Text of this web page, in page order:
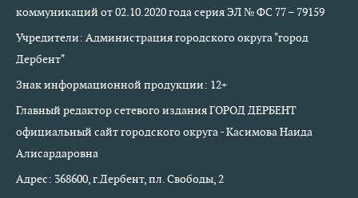
коммуникаций от 02.10.2020 года серия ЭЛ № ФС 77 – 79159
Учредители: Администрация городского округа "город
Дербент"
Знак информационной продукции: 12+
Главный редактор сетевого издания ГОРОД ДЕРБЕНТ
официальный сайт городского округа - Касимова Наида
Алисардаровна
Адрес: 368600, г.Дербент, пл. Свободы, 2